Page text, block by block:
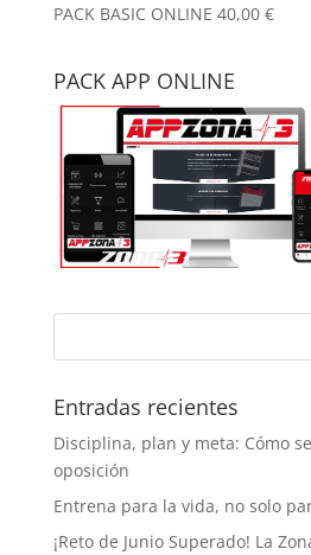
PACK BASIC ONLINE 40,00 €
PACK APP ONLINE
Entradas recientes
Disciplina, plan y meta: Cómo
oposición
Entrena para la vida, no solo
¡Reto de Junio Superado! La